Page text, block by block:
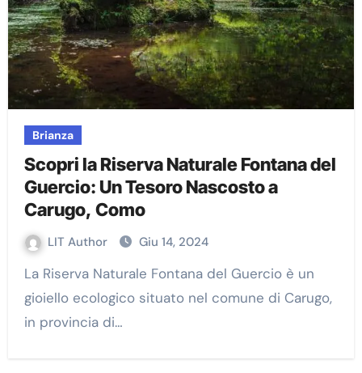
Brianza
Scopri la Riserva Naturale Fontana del
Guercio: Un Tesoro Nascosto a
Carugo, Como
LIT Author Giu 14, 2024
La Riserva Naturale Fontana del Guercio è un
gioiello ecologico situato nel comune di Carugo,
in provincia di…